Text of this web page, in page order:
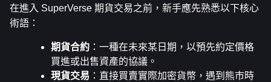
在進入 SuperVerse 期貨交易之前，新手應先熟悉以下核心
術語：
期貨合約 ：一種在未來某日期，以預先約定價格
買進或出售資產的協議。
現貨交易 ：直接買賣實際加密貨幣，遇到熊市時